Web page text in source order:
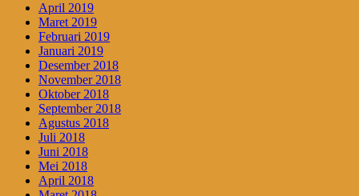
April 2019
Maret 2019
Februari 2019
Januari 2019
Desember 2018
November 2018
Oktober 2018
September 2018
Agustus 2018
Juli 2018
Juni 2018
Mei 2018
April 2018